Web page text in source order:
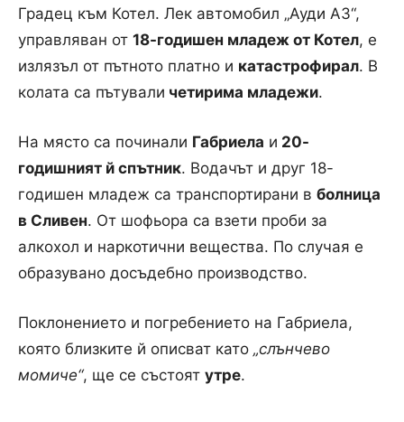
Градец към Котел. Лек автомобил „Ауди А3“,
управляван от 18-годишен младеж от Котел, е
излязъл от пътното платно и катастрофирал. В
колата са пътували четирима младежи.
На място са починали Габриела и 20-
годишният й спътник. Водачът и друг 18-
годишен младеж са транспортирани в болница
в Сливен. От шофьора са взети проби за
алкохол и наркотични вещества. По случая е
образувано досъдебно производство.
Поклонението и погребението на Габриела,
която близките й описват като „слънчево
момиче“, ще се състоят утре.